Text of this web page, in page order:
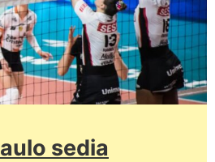
sedia